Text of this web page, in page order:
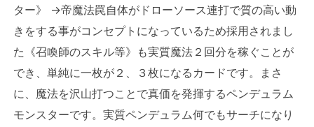
ター》 →帝魔法罠自体がドローソース連打で質の高い動
きをする事がコンセプトになっているため採用されまし
た《召喚師のスキル等》も実質魔法２回分を稼ぐことが
でき、単純に一枚が２、３枚になるカードです。まさ
に、魔法を沢山打つことで真価を発揮するペンデュラム
モンスターです。実質ペンデュラム何でもサーチになり